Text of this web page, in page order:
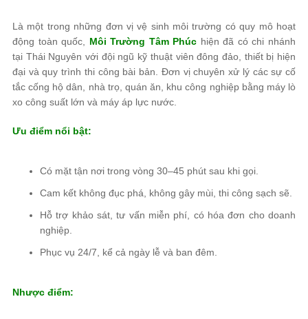
Là một trong những đơn vị vệ sinh môi trường có quy mô hoạt
động toàn quốc, Môi Trường Tâm Phúc hiện đã có chi nhánh
tại Thái Nguyên với đội ngũ kỹ thuật viên đông đảo, thiết bị hiện
đại và quy trình thi công bài bản. Đơn vị chuyên xử lý các sự cố
tắc cống hộ dân, nhà trọ, quán ăn, khu công nghiệp bằng máy lò
xo công suất lớn và máy áp lực nước.
Ưu điểm nổi bật:
Có mặt tận nơi trong vòng 30–45 phút sau khi gọi.
Cam kết không đục phá, không gây mùi, thi công sạch sẽ.
Hỗ trợ khảo sát, tư vấn miễn phí, có hóa đơn cho doanh
nghiệp.
Phục vụ 24/7, kể cả ngày lễ và ban đêm.
Nhược điểm: